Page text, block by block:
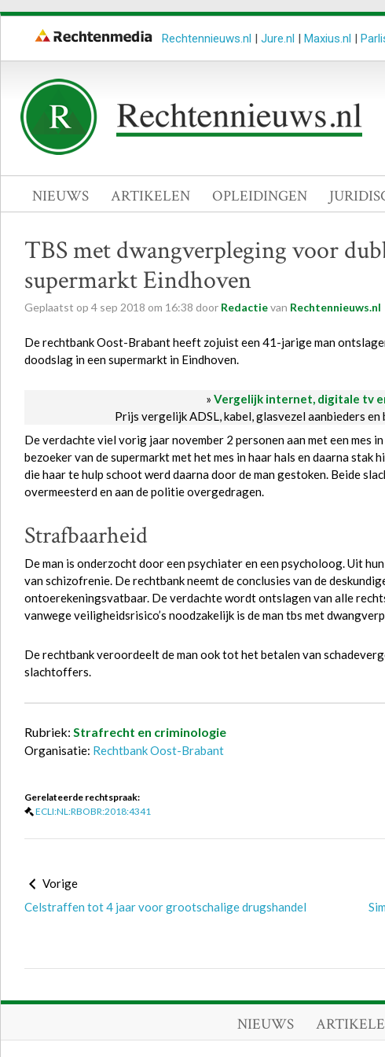
Rechtennieuws.nl | Jure.nl | Maxius.nl |
NIEUWS ARTIKELEN OPLEIDINGEN
TBS met dwangverpleging voor
supermarkt Eindhoven
Geplaatst op 4 sep 2018 om 16:38 door Redactievan Rechtennieuws.nl
De rechtbank Oost-Brabant heeft zojuist een 41-jarige man
doodslag in een supermarkt in Eindhoven.
» Vergelijk internet, digitale tv
Prijs vergelijk ADSL, kabel, glasvezel aanbieders
De verdachte viel vorig jaar november 2 personen aan met een mes
bezoeker van de supermarkt met het mes in haar hals en daarna stak
die haar te hulp schoot werd daarna door de man gestoken. Beide
overmeesterd en aan de politie overgedragen.
Strafbaarheid
De man is onderzocht door een psychiater en een psycholoog. Uit
van schizofrenie. De rechtbank neemt de conclusies van de
ontoerekeningsvatbaar. De verdachte wordt ontslagen van alle
vanwege veiligheidsrisico’s noodzakelijk is de man tbs met
De rechtbank veroordeelt de man ook tot het betalen van
slachtoffers.
Rubriek: Strafrecht en criminologie
Organisatie: Rechtbank Oost-Brabant
Gerelateerde rechtspraak:
ECLI:NL:RBOBR:2018:4341
Vorige
Celstraffen tot 4 jaar voor grootschalige drugshandel
NIEUWS